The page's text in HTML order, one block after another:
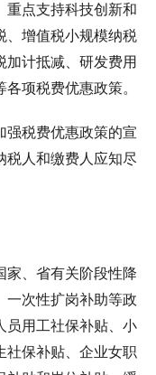
重点支持科技创新和
、增值税小规模纳税
加计抵减、研发费用
项税费优惠政策。
强税费优惠政策的宣
税人和缴费人应知尽
家、省有关阶段性降
一次性扩岗补助等政
员用工社保补贴、小
社保补贴、企业女职